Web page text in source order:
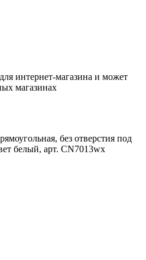
интернет-магазина и может
магазинах
без отверстия под
белый, арт. CN7013wx